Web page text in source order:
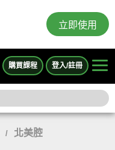
立即使用
購買課程 登入/註冊
/ 北美腔